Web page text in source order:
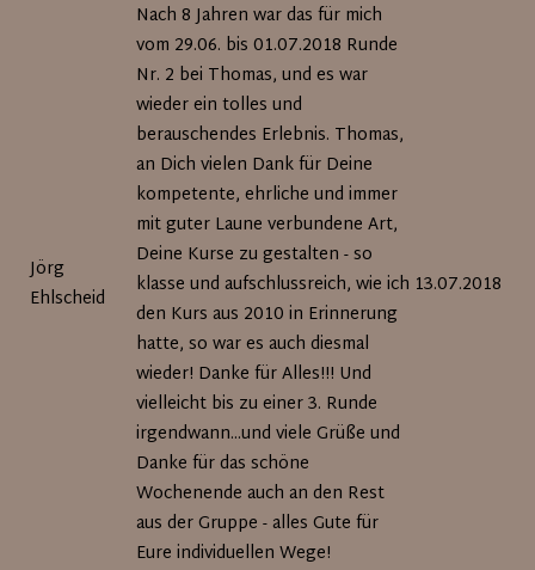
Jörg
Ehlscheid
Nach 8 Jahren war das für mich
vom 29.06. bis 01.07.2018 Runde
Nr. 2 bei Thomas, und es war
wieder ein tolles und
berauschendes Erlebnis. Thomas,
an Dich vielen Dank für Deine
kompetente, ehrliche und immer
mit guter Laune verbundene Art,
Deine Kurse zu gestalten - so
klasse und aufschlussreich, wie ich
den Kurs aus 2010 in Erinnerung
hatte, so war es auch diesmal
wieder! Danke für Alles!!! Und
vielleicht bis zu einer 3. Runde
irgendwann...und viele Grüße und
Danke für das schöne
Wochenende auch an den Rest
aus der Gruppe - alles Gute für
Eure individuellen Wege!
13.07.2018